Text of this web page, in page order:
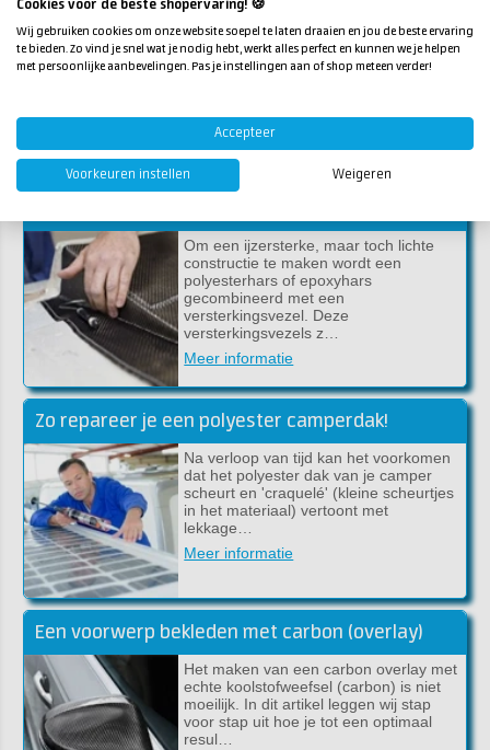
Of je nu werkt met epoxy, polyester of
lakken, een goede voorbereiding én
een schone afwerking maken het
Meer informatie
Om een ijzersterke, maar toch lichte
constructie te maken wordt een
polyesterhars of epoxyhars
gecombineerd met een
versterkingsvezel. Deze
versterkingsvezels z…
Meer informatie
Zo repareer je een polyester camperdak!
Na verloop van tijd kan het voorkomen
dat het polyester dak van je camper
scheurt en 'craquelé' (kleine scheurtjes
in het materiaal) vertoont met
lekkage…
Meer informatie
Een voorwerp bekleden met carbon (overlay)
Het maken van een carbon overlay met
echte koolstofweefsel (carbon) is niet
moeilijk. In dit artikel leggen wij stap
voor stap uit hoe je tot een optimaal
resul…
Cookies voor de beste shopervaring! 🍪
Wij gebruiken cookies om onze website soepel te laten draaien en jou de beste ervaring
te bieden. Zo vind je snel wat je nodig hebt, werkt alles perfect en kunnen we je helpen
met persoonlijke aanbevelingen. Pas je instellingen aan of shop meteen verder!
Accepteer
Voorkeuren instellen Weigeren